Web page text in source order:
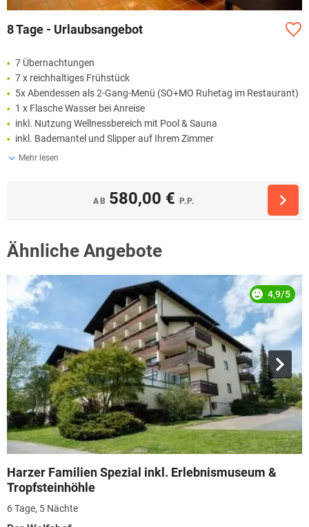
8 Tage - Urlaubsangebot
7 Übernachtungen
7 x reichhaltiges Frühstück
5x Abendessen als 2-Gang-Menü (SO+MO Ruhetag im Restaurant)
1 x Flasche Wasser bei Anreise
inkl. Nutzung Wellnessbereich mit Pool & Sauna
inkl. Bademantel und Slipper auf Ihrem Zimmer
Mehr lesen
AB 580,00 € P.P.
Ähnliche Angebote
4,9/5
Harzer Familien Spezial inkl. Erlebnismuseum &
Tropfsteinhöhle
6 Tage, 5 Nächte